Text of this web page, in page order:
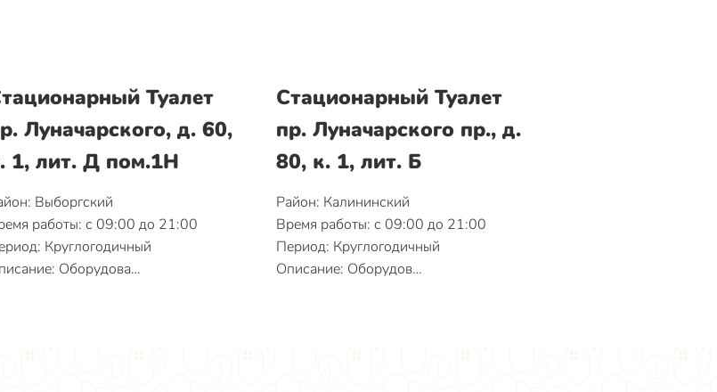
Туалет
Луначарского, д. 60,
1, лит. Д пом.1Н
Выборгский
работы: с 09:00 до 21:00
Круглогодичный
Оборудова…
Стационарный Туалет
пр. Луначарского пр., д.
80, к. 1, лит. Б
Район: Калининский
Время работы: с 09:00 до 21:00
Период: Круглогодичный
Описание: Оборудов…